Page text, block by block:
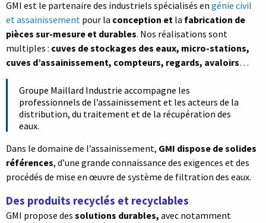
GMI est le partenaire des industriels spécialisés en génie civil
et assainissement pour la conception et la fabrication de
pièces sur-mesure et durables. Nos réalisations sont
multiples : cuves de stockages des eaux, micro-stations,
cuves d’assainissement, compteurs, regards, avaloirs…
Groupe Maillard Industrie accompagne les
professionnels de l’assainissement et les acteurs de la
distribution, du traitement et de la récupération des
eaux.
Dans le domaine de l’assainissement, GMI dispose de solides
références, d’une grande connaissance des exigences et des
procédés de mise en œuvre de système de filtration des eaux.
Des produits recyclés et recyclables
GMI propose des solutions durables, avec notamment